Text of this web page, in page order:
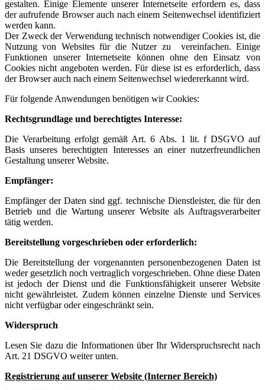
gestalten. Einige Elemente unserer Internetseite erfordern es, dass
der aufrufende Browser auch nach einem Seitenwechsel identifiziert
werden kann.
Der Zweck der Verwendung technisch notwendiger Cookies ist, die
Nutzung von Websites für die Nutzer zu vereinfachen. Einige
Funktionen unserer Internetseite können ohne den Einsatz von
Cookies nicht angeboten werden. Für diese ist es erforderlich, dass
der Browser auch nach einem Seitenwechsel wiedererkannt wird.
Für folgende Anwendungen benötigen wir Cookies:
Rechtsgrundlage und berechtigtes Interesse:
Die Verarbeitung erfolgt gemäß Art. 6 Abs. 1 lit. f DSGVO auf
Basis unseres berechtigten Interesses an einer nutzerfreundlichen
Gestaltung unserer Website.
Empfänger:
Empfänger der Daten sind ggf. technische Dienstleister, die für den
Betrieb und die Wartung unserer Website als Auftragsverarbeiter
tätig werden.
Bereitstellung vorgeschrieben oder erforderlich:
Die Bereitstellung der vorgenannten personenbezogenen Daten ist
weder gesetzlich noch vertraglich vorgeschrieben. Ohne diese Daten
ist jedoch der Dienst und die Funktionsfähigkeit unserer Website
nicht gewährleistet. Zudem können einzelne Dienste und Services
nicht verfügbar oder eingeschränkt sein.
Widerspruch
Lesen Sie dazu die Informationen über Ihr Widerspruchsrecht nach
Art. 21 DSGVO weiter unten.
Registrierung auf unserer Website (Interner Bereich)